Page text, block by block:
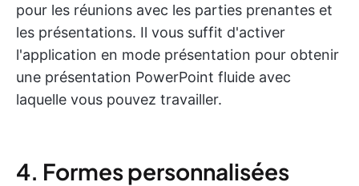
pour les réunions avec les parties prenantes et
les présentations. Il vous suffit d'activer
l'application en mode présentation pour obtenir
une présentation PowerPoint fluide avec
laquelle vous pouvez travailler.
4. Formes personnalisées